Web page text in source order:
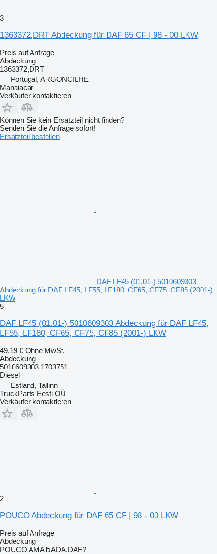
3
1363372,DRT Abdeckung für DAF 65 CF | 98 - 00 LKW
Preis auf Anfrage
Abdeckung
1363372,DRT
Portugal, ARGONCILHE
Manaiacar
Verkäufer kontaktieren
Können Sie kein Ersatzteil nicht finden?
Senden Sie die Anfrage sofort!
Ersatzteil bestellen
DAF LF45 (01.01-) 5010609303
Abdeckung für DAF LF45, LF55, LF180, CF65, CF75, CF85 (2001-)
LKW
5
DAF LF45 (01.01-) 5010609303 Abdeckung für DAF LF45,
LF55, LF180, CF65, CF75, CF85 (2001-) LKW
49,19 € Ohne MwSt.
Abdeckung
5010609303 1703751
Diesel
Estland, Tallinn
TruckParts Eesti OÜ
Verkäufer kontaktieren
2
POUCO Abdeckung für DAF 65 CF | 98 - 00 LKW
Preis auf Anfrage
Abdeckung
POUCO AMAЂADA,DAF?